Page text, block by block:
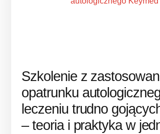
Szkolenie z
opatrunku
leczeniu trudno
– teoria i praktyka w